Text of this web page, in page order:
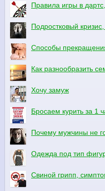
Правила игры в
Подростковый
Способы
Как разнообразить
Хочу замуж
Бросаем курить за 1
Почему мужчины не
Одежда под тип
Свиной грипп,